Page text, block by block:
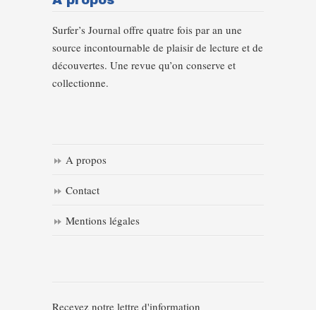
Surfer’s Journal offre quatre fois par an une
source incontournable de plaisir de lecture et de
découvertes. Une revue qu’on conserve et
collectionne.
A propos
Contact
Mentions légales
Recevez notre lettre d'information